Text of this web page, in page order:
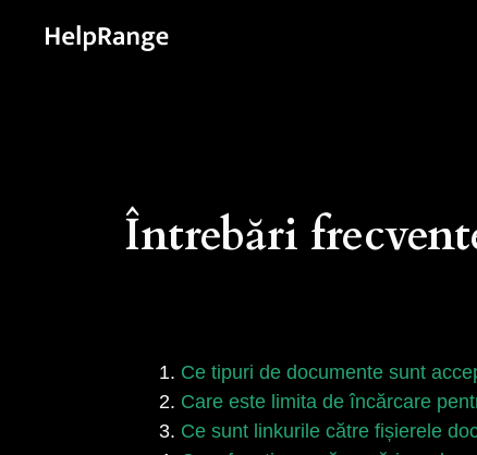
Întrebări
Ce tipuri de documente sunt
Care este limita de încărcare
Ce sunt linkurile către fișierele